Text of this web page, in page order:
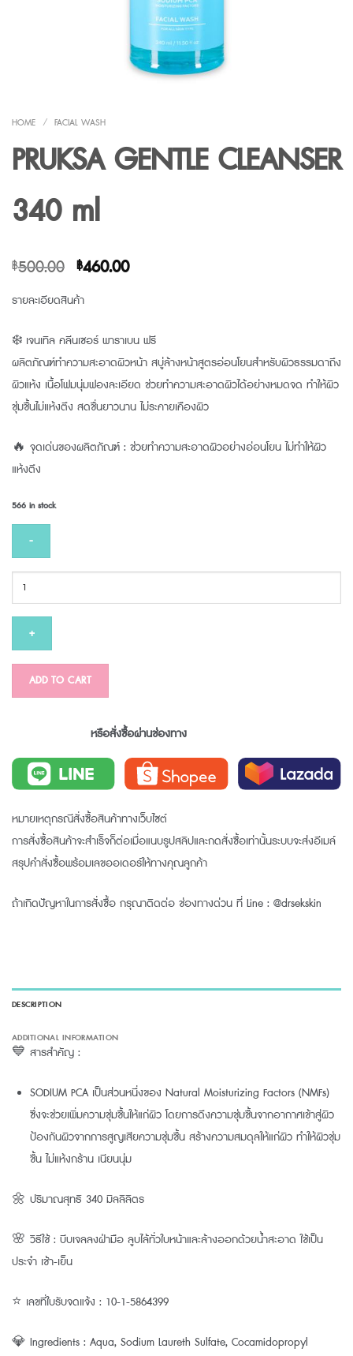
HOME / FACIAL WASH
PRUKSA GENTLE CLEANSER
340 ml
฿500.00 Original
was:
฿460.00Current
รายละเอียดสินค้า
❄️ เจนเทิล คลีนเซอร์ พาราเบน ฟรี
ผลิตภัณฑ์ทำความสะอาดผิวหน้า สบู่ล้างหน้าสูตรอ่อนโยนสำหรับผิวธรรมดาถึง
ผิวแห้ง เนื้อโฟมนุ่มฟองละเอียด ช่วยทำความสะอาดผิวได้อย่างหมดจด ทำให้ผิว
ชุ่มชื้นไม่แห้งตึง สดชื่นยาวนาน ไม่ระคายเคืองผิว
🔥 จุดเด่นของผลิตภัณฑ์ : ช่วยทำความสะอาดผิวอย่างอ่อนโยน ไม่ทำให้ผิว
แห้งตึง
566 in stock
PRUKSA
GENTLE
CLEANSER
quantityADD TO CART
หรือสั่งซื้อผ่านช่องทาง
หมายเหตุกรณีสั่งซื้อสินค้าทางเว็บไซต์
การสั่งซื้อสินค้าจะสำเร็จก็ต่อเมื่อแนบรูปสลิปและกดสั่งซื้อเท่านั้นระบบจะส่งอีเมล์
สรุปคำสั่งซื้อพร้อมเลขออเดอร์ให้ทางคุณลูกค้า
ถ้าเกิดปัญหาในการสั่งซื้อ กรุณาติดต่อ ช่องทางด่วน ที่ Line : @drsekskin
DESCRIPTION
ADDITIONAL INFORMATION
💙 สารสำคัญ :
SODIUM PCA เป็นส่วนหนึ่งของ Natural Moisturizing Factors (NMFs)
ซึ่งจะช่วยเพิ่มความชุ่มชื้นให้แก่ผิว โดยการดึงความชุ่มชื้นจากอากาศเข้าสู่ผิว
ป้องกันผิวจากการสูญเสียความชุ่มชื้น สร้างความสมดุลให้แก่ผิว ทำให้ผิวชุ่ม
ชื้น ไม่แห้งกร้าน เนียนนุ่ม
🌼 ปริมาณสุทธิ 340 มิลลิลิตร
🌸 วิธีใช้ : บีบเจลลงฝ่ามือ ลูบไล้ทั่วใบหน้าและล้างออกด้วยน้ำสะอาด ใช้เป็น
ประจำ เช้า-เย็น
⭐ เลขที่ใบรับจดแจ้ง : 10-1-5864399
💎 Ingredients : Aqua, Sodium Laureth Sulfate, Cocamidopropyl